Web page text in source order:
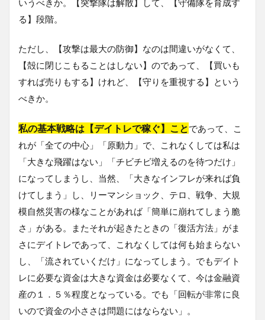
る】段階。
ただし、【攻撃は最大の防御】なのは間違いがなくて、
【殻に閉じこもることはしない】のであって、【買いも
すれば売りもする】けれど、【守りを重視する】という
べきか。
私の基本戦略は【デイトレで稼ぐ】ことであって、こ
れが「全ての中心」「原動力」で、これなくしては私は
「大きな飛躍はない」「チビチビ増えるのを待つだけ」
になってしまうし、当然、「大きなインフレが来れば負
けてしまう」し、リーマンショック、テロ、戦争、大規
模自然災害の様なことがあれば「簡単に崩れてしまう脆
さ」がある。またそれが起きたときの「復活方法」がま
さにデイトレであって、これなくしては何も始まらない
し、「流されていくだけ」になってしまう。でもデイト
レに必要な資金は大きな資金は必要なくて、今は金融資
産の１．５％程度となっている。でも「回転が非常に良
いので資金の小ささは問題にはならない」。